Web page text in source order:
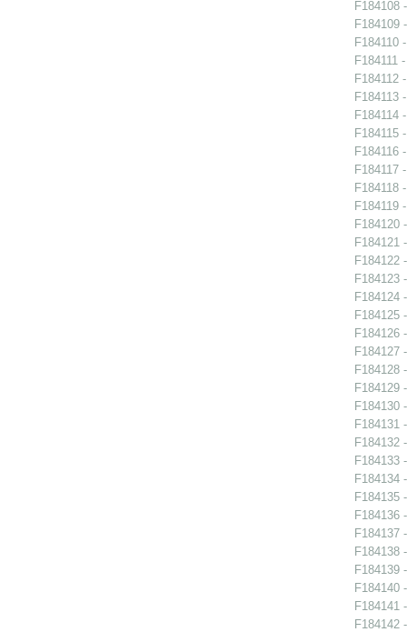
F184108
F184109
F184110
F184111
F184112
F184113
F184114
F184115
F184116
F184117
F184118
F184119
F184120
F184121
F184122
F184123
F184124
F184125
F184126
F184127
F184128
F184129
F184130
F184131
F184132
F184133
F184134
F184135
F184136
F184137
F184138
F184139
F184140
F184141
F184142